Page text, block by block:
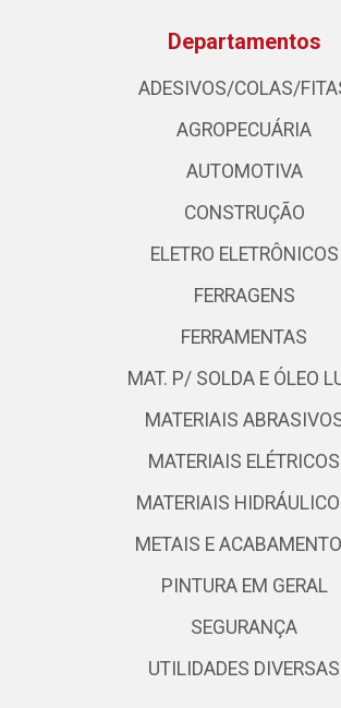
Departamentos
ADESIVOS/COLAS/
AGROPECUÁRIA
AUTOMOTIVA
CONSTRUÇÃO
ELETRO ELETRÔNICOS
FERRAGENS
FERRAMENTAS
MAT. P/ SOLDA E ÓLEO
MATERIAIS
MATERIAIS ELÉTRICOS
MATERIAIS
METAIS E
PINTURA EM GERAL
SEGURANÇA
UTILIDADES DIVERSAS